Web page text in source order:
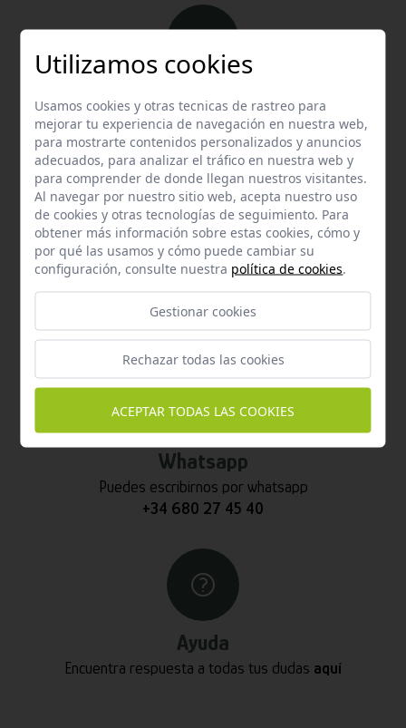
Email
Contacta con nosotros vía email
hola@welovemascotas.com
Teléfono
Contacta con nosotros a través del teléfono
Whatsapp
Puedes escribirnos por whatsapp
+34 680 27 45 40
Ayuda
Encuentra respuesta a todas tus dudas aquí
Utilizamos cookies
Usamos cookies y otras tecnicas de rastreo para
mejorar tu experiencia de navegación en nuestra web,
para mostrarte contenidos personalizados y anuncios
adecuados, para analizar el tráfico en nuestra web y
para comprender de donde llegan nuestros visitantes.
Al navegar por nuestro sitio web, acepta nuestro uso
de cookies y otras tecnologías de seguimiento. Para
obtener más información sobre estas cookies, cómo y
por qué las usamos y cómo puede cambiar su
configuración, consulte nuestra política de cookies.
Gestionar cookies
Rechazar todas las cookies
ACEPTAR TODAS LAS COOKIES